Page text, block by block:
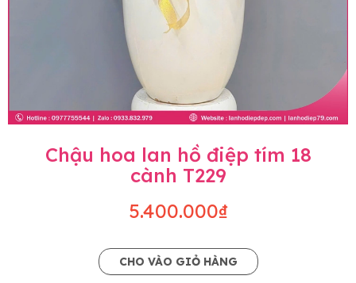
Chậu hoa lan hồ điệp tím 18
cành T229
5.400.000₫
CHO VÀO GIỎ HÀNG